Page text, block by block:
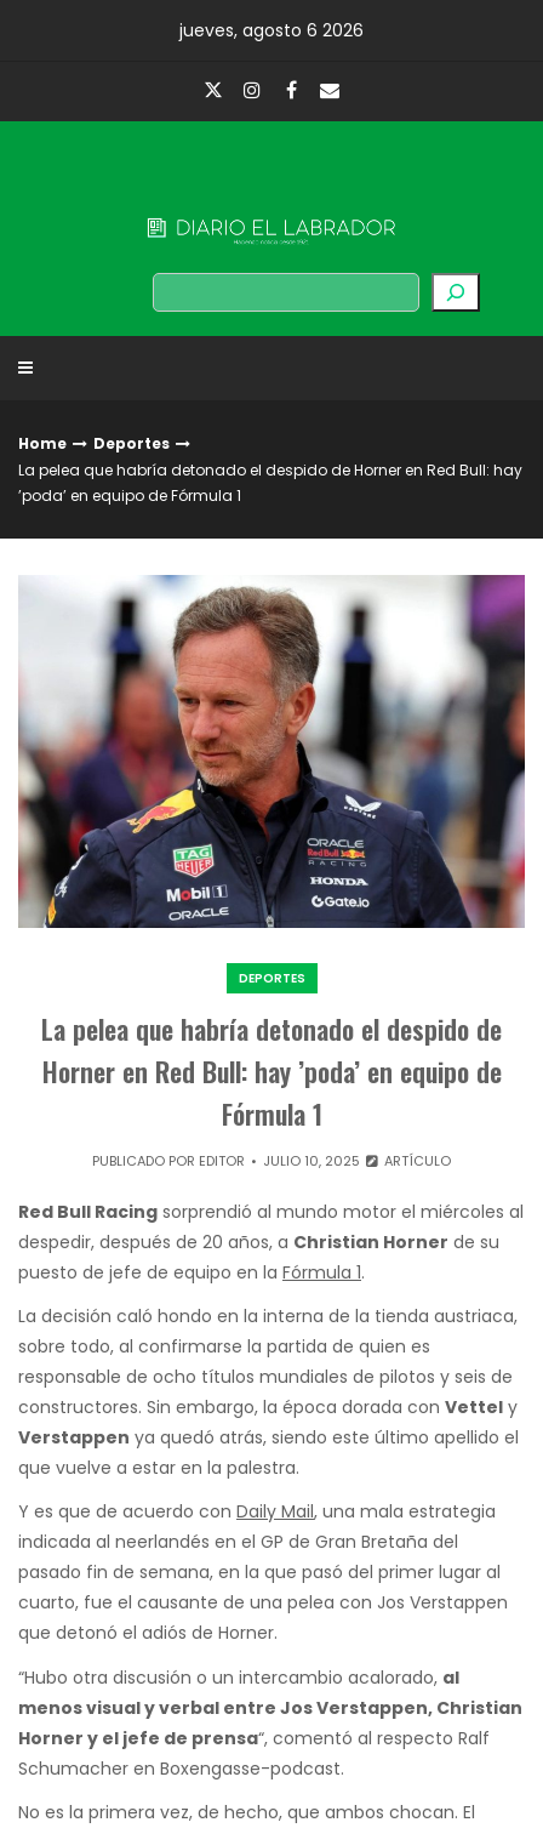
jueves, agosto 6 2026
Buscar
Home
Deportes
La pelea que habría detonado el despido de Horner en Red Bull: hay
’poda’ en equipo de Fórmula 1
DEPORTES
La pelea que habría detonado el despido de
Horner en Red Bull: hay ’poda’ en equipo de
Fórmula 1
PUBLICADO POR EDITOR JULIO 10, 2025 ARTÍCULO
Red Bull Racing sorprendió al mundo motor el miércoles al
despedir, después de 20 años, a Christian Horner de su
puesto de jefe de equipo en la Fórmula 1.
La decisión caló hondo en la interna de la tienda austriaca,
sobre todo, al confirmarse la partida de quien es
responsable de ocho títulos mundiales de pilotos y seis de
constructores. Sin embargo, la época dorada con Vettel y
Verstappen ya quedó atrás, siendo este último apellido el
que vuelve a estar en la palestra.
Y es que de acuerdo con Daily Mail, una mala estrategia
indicada al neerlandés en el GP de Gran Bretaña del
pasado fin de semana, en la que pasó del primer lugar al
cuarto, fue el causante de una pelea con Jos Verstappen
que detonó el adiós de Horner.
“Hubo otra discusión o un intercambio acalorado, al
menos visual y verbal entre Jos Verstappen, Christian
Horner y el jefe de prensa“, comentó al respecto Ralf
Schumacher en Boxengasse-podcast.
No es la primera vez, de hecho, que ambos chocan. El